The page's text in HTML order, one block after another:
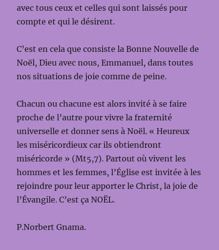
avec tous ceux et celles qui sont laissés pour
compte et qui le désirent.
C’est en cela que consiste la Bonne Nouvelle de
Noël, Dieu avec nous, Emmanuel, dans toutes
nos situations de joie comme de peine.
Chacun ou chacune est alors invité à se faire
proche de l’autre pour vivre la fraternité
universelle et donner sens à Noël. « Heureux
les miséricordieux car ils obtiendront
miséricorde » (Mt5,7). Partout où vivent les
hommes et les femmes, l’Église est invitée à les
rejoindre pour leur apporter le Christ, la joie de
l’Évangile. C’est ça NOËL.
P.Norbert Gnama.